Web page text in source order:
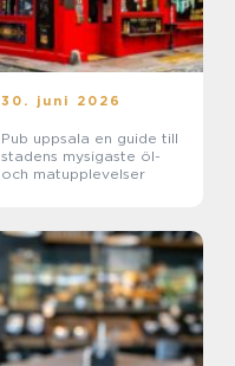
30. juni 2026
Pub uppsala en guide till
stadens mysigaste öl-
och matupplevelser